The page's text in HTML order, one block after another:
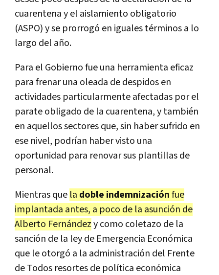
cuarentena y el aislamiento obligatorio
(ASPO) y se prorrogó en iguales términos a lo
largo del año.
Para el Gobierno fue una herramienta eficaz
para frenar una oleada de despidos en
actividades particularmente afectadas por el
parate obligado de la cuarentena, y también
en aquellos sectores que, sin haber sufrido en
ese nivel, podrían haber visto una
oportunidad para renovar sus plantillas de
personal.
Mientras que la doble indemnizaciónfue
implantada antes, a poco de la asunción de
Alberto Fernándezy como coletazo de la
sanción de la ley de Emergencia Económica
que le otorgó a la administración del Frente
de Todos resortes de política económica